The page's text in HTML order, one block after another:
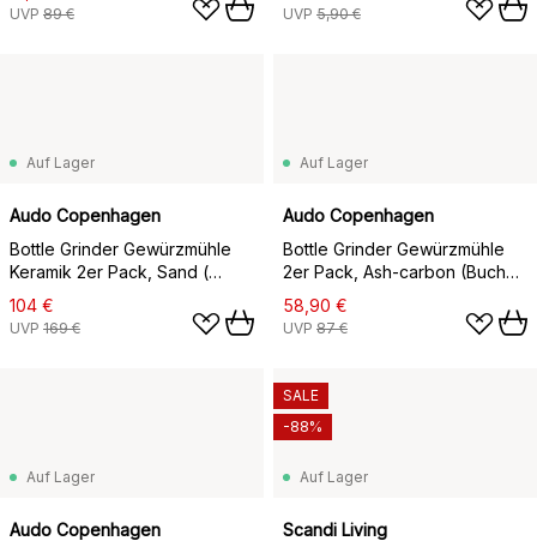
UVP 89 € UVP 5,90 €
Auf Lager
Audo Copenhagen
Bottle Grinder Gewürzmühle
Keramik 2er Pack, Sand (
Walnussholzdeckel)
104 €
UVP 169 €
Auf Lager
Audo Copenhagen
Bottle Grinder Gewürzmühle
2er Pack, Ash-carbon (Buchen
Deckel)
58,90 €
UVP 87 €
Auf Lager
Audo Copenhagen
Auf Lager
Scandi Living
SALE
-88%